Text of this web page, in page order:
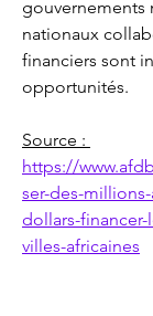
gouvernements
nationaux
financiers sont
opportunités.
Source :
https://
ser-des-
dollars-
villes-africaines